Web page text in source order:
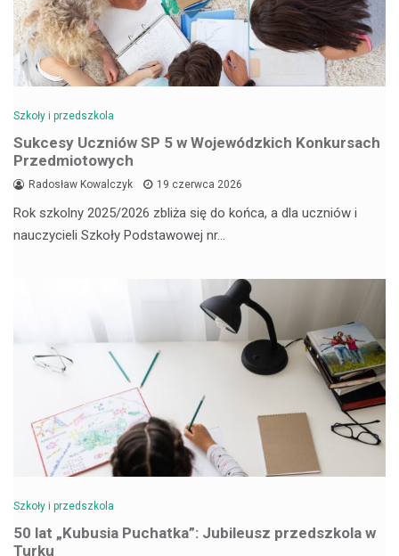
Szkoły i przedszkola
Sukcesy Uczniów SP 5 w Wojewódzkich Konkursach
Przedmiotowych
Radosław Kowalczyk 19 czerwca 2026
Rok szkolny 2025/2026 zbliża się do końca, a dla uczniów i
nauczycieli Szkoły Podstawowej nr…
Szkoły i przedszkola
50 lat „Kubusia Puchatka”: Jubileusz przedszkola w
Turku